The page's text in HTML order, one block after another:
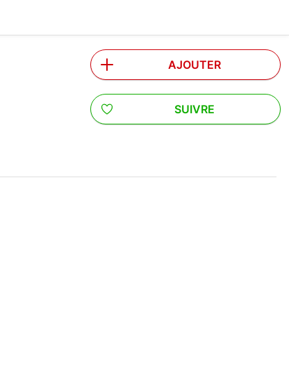
AJOUTER
SUIVRE